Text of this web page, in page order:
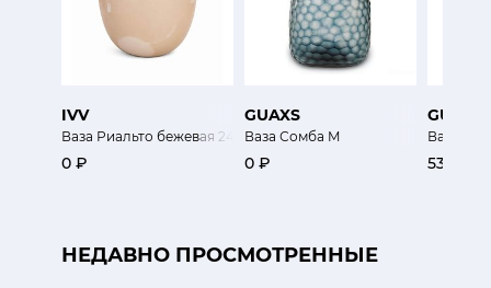
IVV
Ваза Риальто бежевая 24 см
0 ₽
GUAXS
Ваза Сомба M
0 ₽
GUAXS
Ваза
53 100 ₽
НЕДАВНО ПРОСМОТРЕННЫЕ